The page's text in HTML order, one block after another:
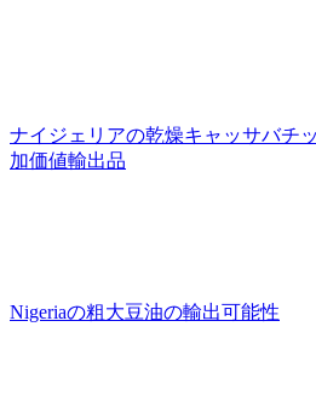
ナイジェリアの乾燥キャッサバチ
加価値輸出品
Nigeriaの粗大豆油の輸出可能性